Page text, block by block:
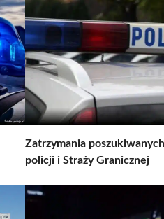
Zatrzymania
policji i Straży Granicznej